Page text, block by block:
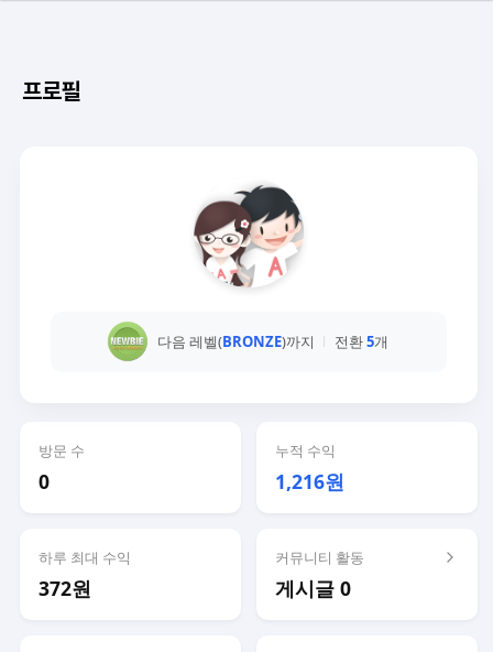
프로필
다음 레벨(BRONZE)까지 전환5개
방문 수
0
누적 수익
1,216원
하루 최대 수익
372원
커뮤니티 활동
게시글 0